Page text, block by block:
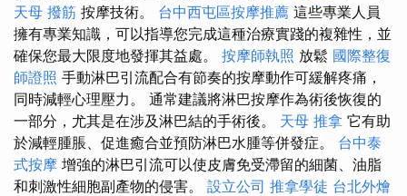
天母 撥筋 按摩技術。 台中西屯區按摩推薦 這些專業人員
擁有專業知識，可以指導您完成這種治療實踐的複雜性，並
確保您最大限度地發揮其益處。 按摩師執照 放鬆 國際整復
師證照 手動淋巴引流配合有節奏的按摩動作可緩解疼痛，
同時減輕心理壓力。 通常建議將淋巴按摩作為術後恢復的
一部分，尤其是在涉及淋巴結的手術後。 天母 推拿 它有助
於減輕腫脹、促進癒合並預防淋巴水腫等併發症。 台中泰
式按摩 增強的淋巴引流可以使皮膚免受滯留的細菌、油脂
和刺激性細胞副產物的侵害。 設立公司 推拿學徒 台北外燴